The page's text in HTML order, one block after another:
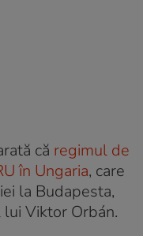
că regimul de
în Ungaria, care
la Budapesta,
Viktor Orbán.